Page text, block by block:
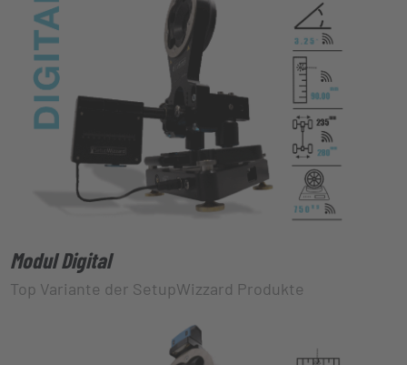
Modul Digital
Top Variante der SetupWizzard Produkte